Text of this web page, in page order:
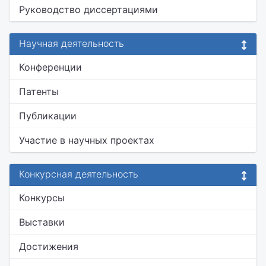
Руководство диссертациями
Научная деятельность
Конференции
Патенты
Публикации
Участие в научных проектах
Конкурсная деятельность
Конкурсы
Выставки
Достижения